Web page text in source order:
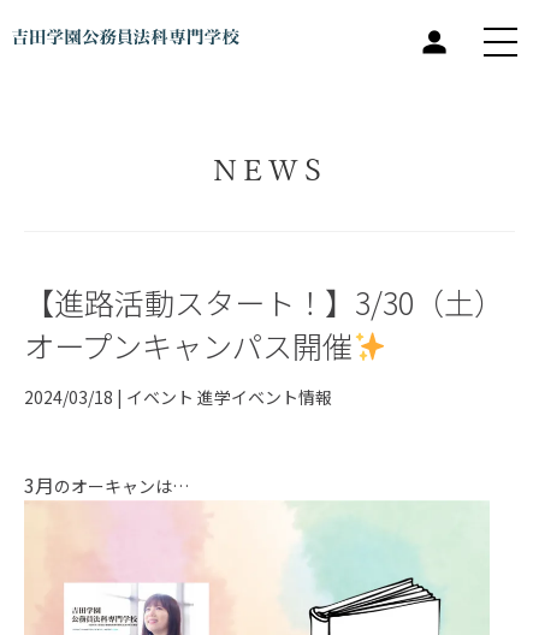
NEWS
【進路活動スタート！】3/30（土）
オープンキャンパス開催
2024/03/18 | イベント 進学イベント情報
3月のオーキャンは…